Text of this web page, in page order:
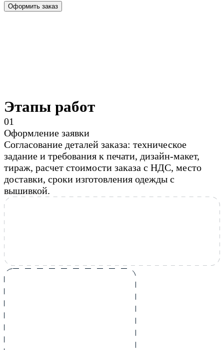
Оформить заказ
Этапы работ
01
Оформление заявки
Согласование деталей заказа: техническое
задание и требования к печати, дизайн-макет,
тираж, расчет стоимости заказа с НДС, место
доставки, сроки изготовления одежды с
вышивкой.